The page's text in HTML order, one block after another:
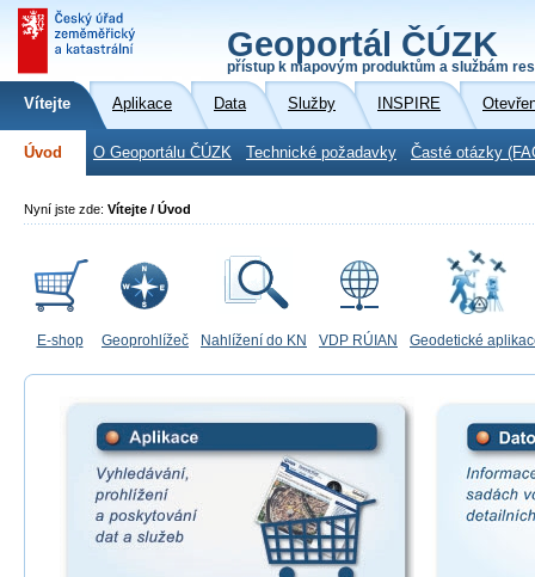
Geoportál ČÚZK
přístup k mapovým produktům a službám
Vítejte Aplikace Data Služby INSPIRE
Úvod O Geoportálu ČÚZK Technické požadavky Časté otázky
Nyní jste zde: Vítejte / Úvod
E-shop Geoprohlížeč Nahlížení do KN VDP RÚIAN Geodetické